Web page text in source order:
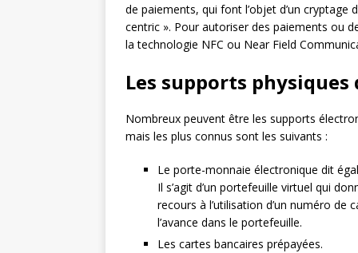
de paiements, qui font l’objet d’un cryptage
centric ». Pour autoriser des paiements ou
la technologie NFC ou Near Field
Les supports
Nombreux peuvent être les supports
mais les plus connus sont les suivants :
Le porte-monnaie électronique dit
Il s’agit d’un portefeuille virtuel qui
recours à l’utilisation d’un numéro de
l’avance dans le portefeuille.
Les cartes bancaires prépayées.